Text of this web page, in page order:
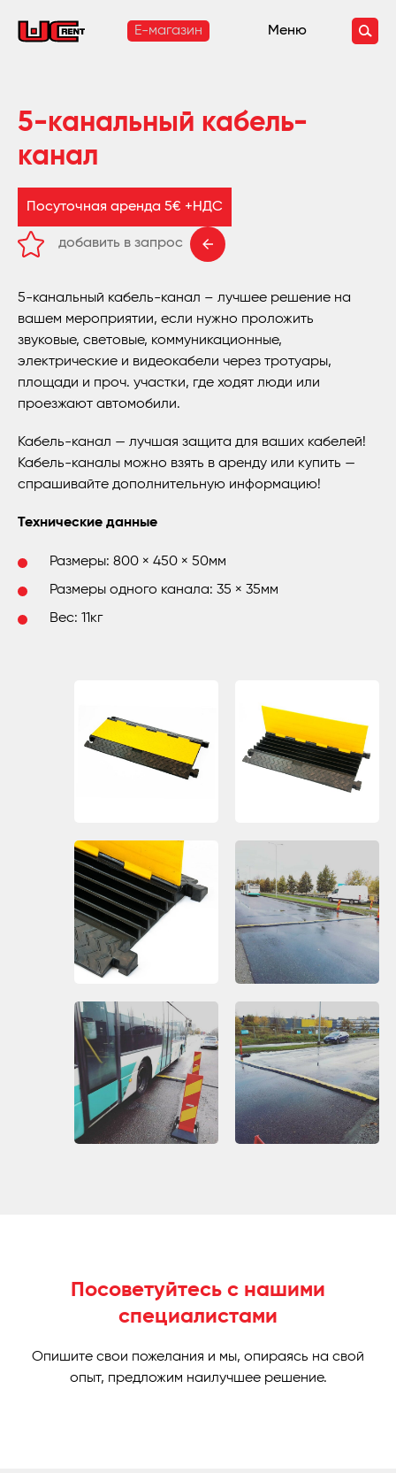
E-магазин Меню
5-канальный кабель-
канал
Посуточная аренда 5€ +НДС
добавить в запрос
5-канальный кабель-канал – лучшее решение на
вашем мероприятии, если нужно проложить
звуковые, световые, коммуникационные,
электрические и видеокабели через тротуары,
площади и проч. участки, где ходят люди или
проезжают автомобили.
Кабель-канал — лучшая защита для ваших кабелей!
Кабель-каналы можно взять в аренду или купить —
спрашивайте дополнительную информацию!
Технические данные
Размеры: 800 × 450 × 50мм
Размеры одного канала: 35 × 35мм
Вес: 11кг
Посоветуйтесь с нашими
специалистами
Опишите свои пожелания и мы, опираясь на свой
опыт, предложим наилучшее решение.